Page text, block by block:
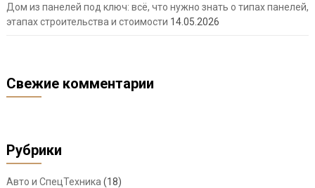
Дом из панелей под ключ: всё, что нужно знать о типах панелей,
этапах строительства и стоимости 14.05.2026
Свежие комментарии
Рубрики
Авто и СпецТехника (18)